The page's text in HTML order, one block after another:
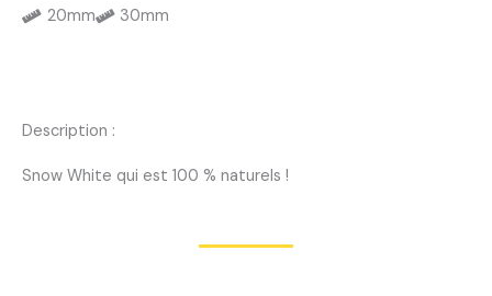
20mm 30mm
Description :
Snow White qui est 100 % naturels !